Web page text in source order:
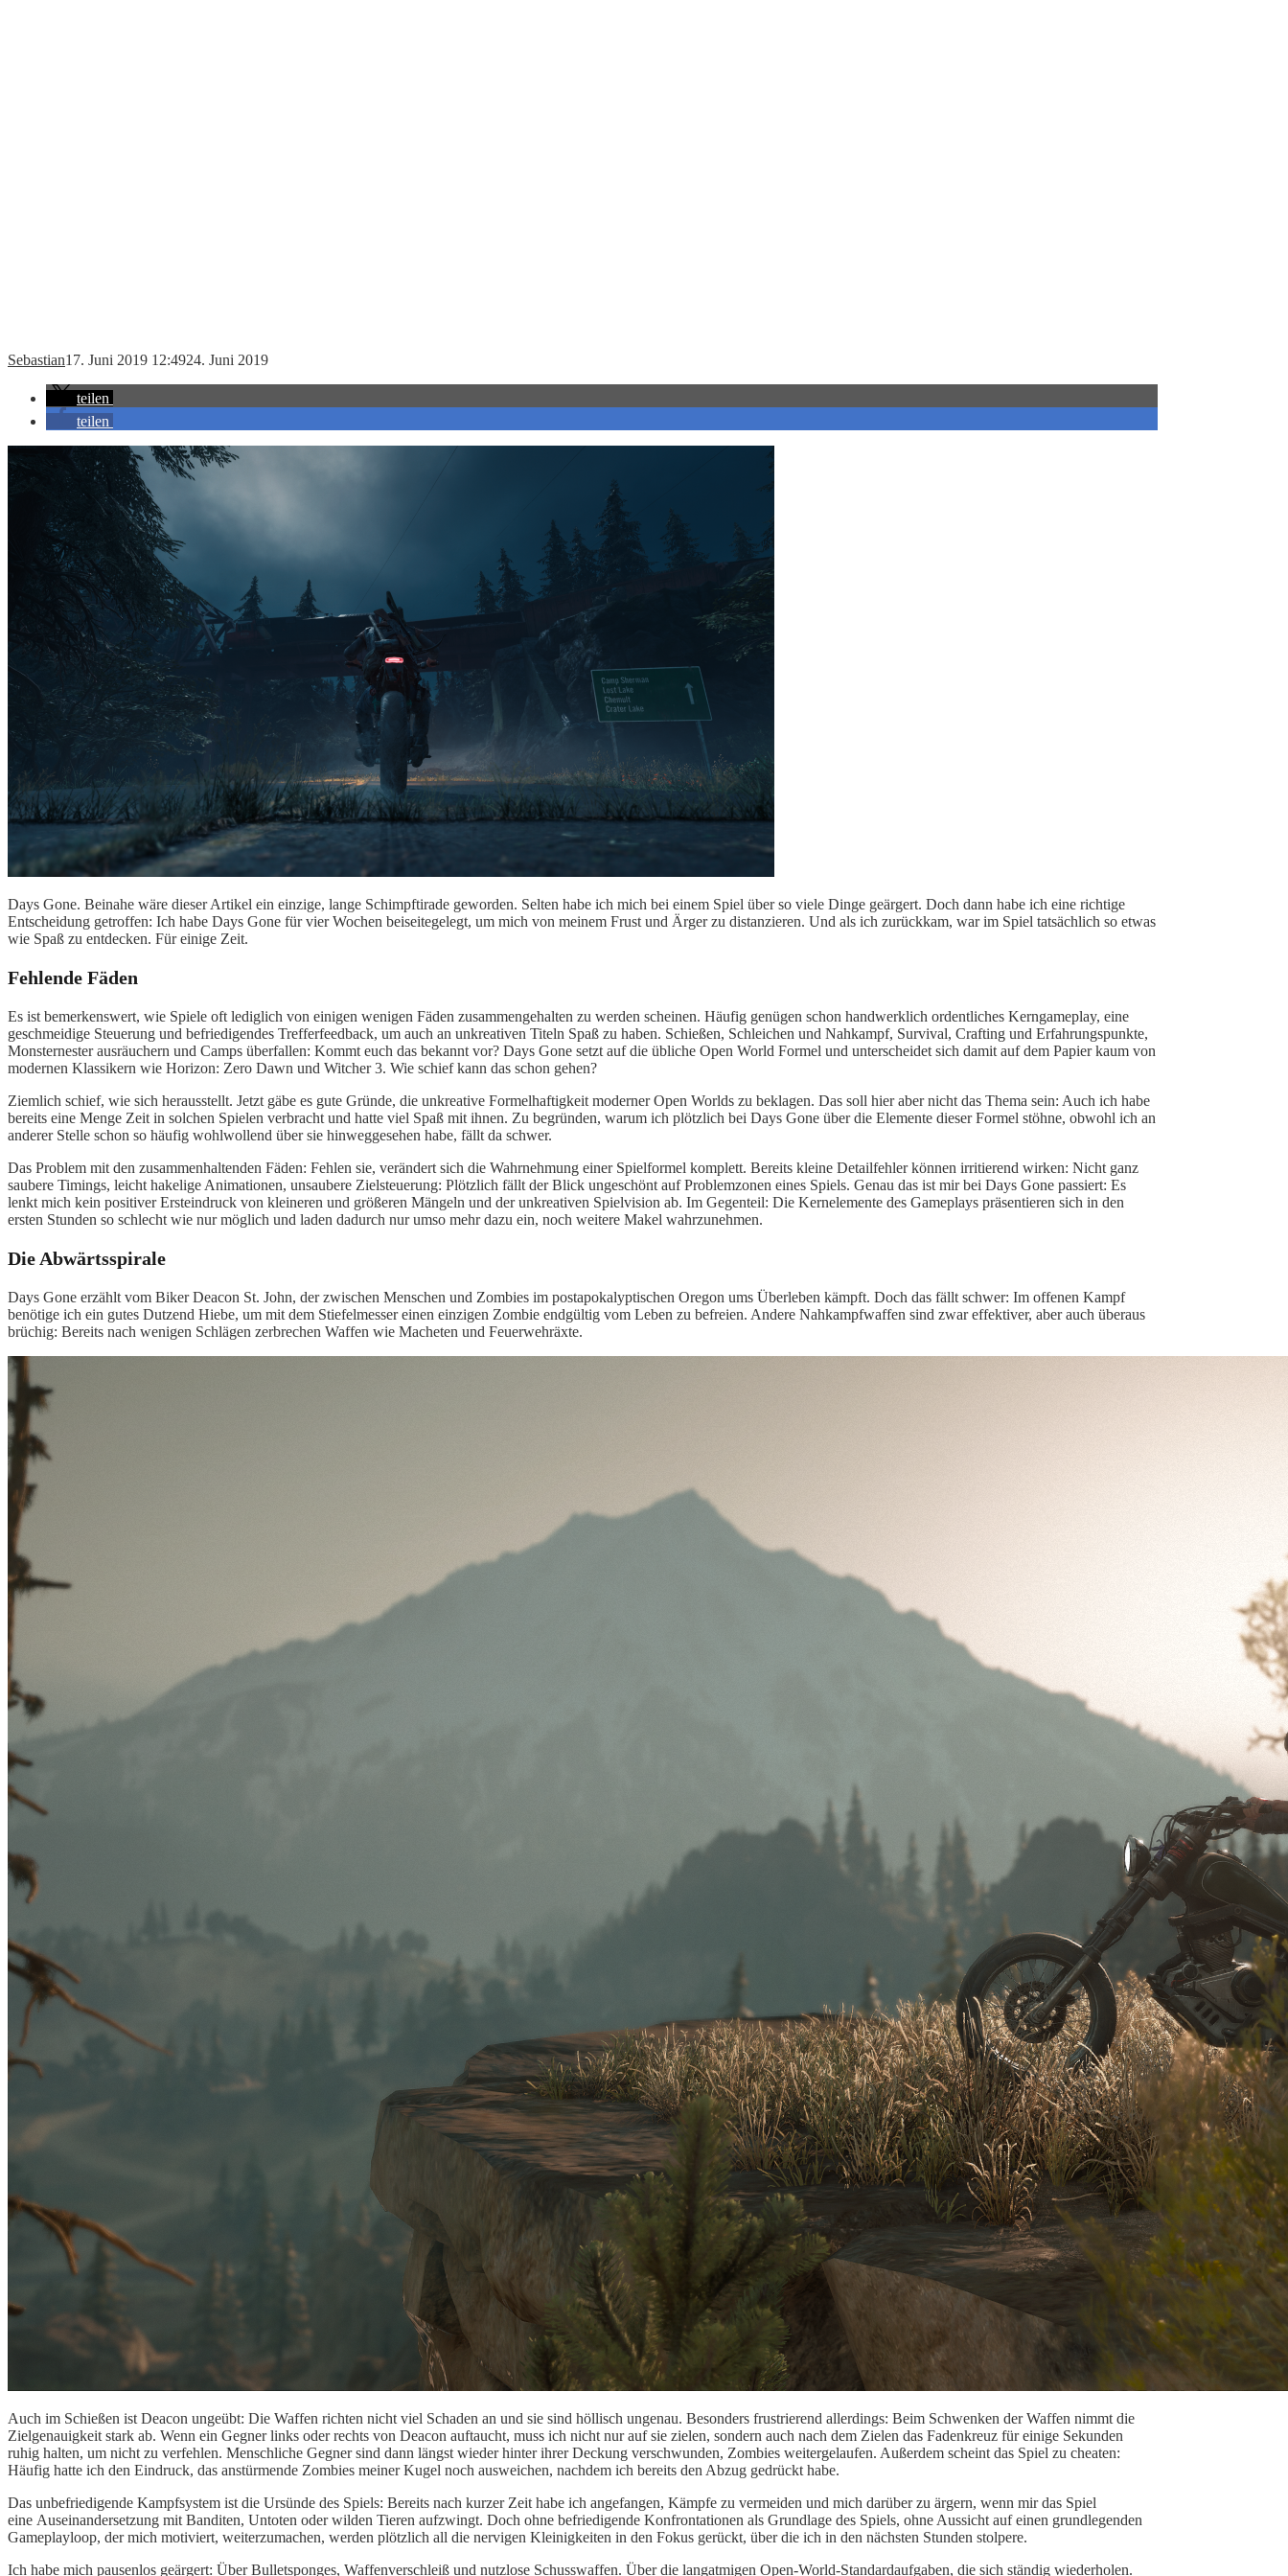
Sebastian17. Juni 2019 12:4924. Juni 2019
teilen
teilen
Days Gone. Beinahe wäre dieser Artikel ein einzige, lange Schimpftirade geworden. Selten habe ich mich bei einem Spiel über so viele Dinge geärgert. Doch dann habe ich eine richtige
Entscheidung getroffen: Ich habe Days Gone für vier Wochen beiseitegelegt, um mich von meinem Frust und Ärger zu distanzieren. Und als ich zurückkam, war im Spiel tatsächlich so etwas
wie Spaß zu entdecken. Für einige Zeit.
Fehlende Fäden
Es ist bemerkenswert, wie Spiele oft lediglich von einigen wenigen Fäden zusammengehalten zu werden scheinen. Häufig genügen schon handwerklich ordentliches Kerngameplay, eine
geschmeidige Steuerung und befriedigendes Trefferfeedback, um auch an unkreativen Titeln Spaß zu haben. Schießen, Schleichen und Nahkampf, Survival, Crafting und Erfahrungspunkte,
Monsternester ausräuchern und Camps überfallen: Kommt euch das bekannt vor? Days Gone setzt auf die übliche Open World Formel und unterscheidet sich damit auf dem Papier kaum von
modernen Klassikern wie Horizon: Zero Dawn und Witcher 3. Wie schief kann das schon gehen?
Ziemlich schief, wie sich herausstellt. Jetzt gäbe es gute Gründe, die unkreative Formelhaftigkeit moderner Open Worlds zu beklagen. Das soll hier aber nicht das Thema sein: Auch ich habe
bereits eine Menge Zeit in solchen Spielen verbracht und hatte viel Spaß mit ihnen. Zu begründen, warum ich plötzlich bei Days Gone über die Elemente dieser Formel stöhne, obwohl ich an
anderer Stelle schon so häufig wohlwollend über sie hinweggesehen habe, fällt da schwer.
Das Problem mit den zusammenhaltenden Fäden: Fehlen sie, verändert sich die Wahrnehmung einer Spielformel komplett. Bereits kleine Detailfehler können irritierend wirken: Nicht ganz
saubere Timings, leicht hakelige Animationen, unsaubere Zielsteuerung: Plötzlich fällt der Blick ungeschöntauf Problemzonen eines Spiels. Genau das ist mir bei Days Gone passiert: Es
lenkt mich kein positiver Ersteindruck von kleineren und größeren Mängeln und der unkreativen Spielvision ab. Im Gegenteil: Die Kernelemente des Gameplays präsentieren sich in den
ersten Stunden so schlecht wie nur möglich und laden dadurch nur umso mehr dazu ein, noch weitere Makel wahrzunehmen.
Die Abwärtsspirale
Days Gone erzählt vom Biker Deacon St. John, der zwischen Menschen und Zombies im postapokalyptischen Oregon ums Überleben kämpft. Doch das fällt schwer: Im offenen Kampf
benötige ich ein gutes Dutzend Hiebe, um mitdem Stiefelmesser einen einzigen Zombie endgültig vom Leben zu befreien. Andere Nahkampfwaffen sind zwar effektiver, aber auch überaus
brüchig: Bereits nach wenigen Schlägen zerbrechen Waffen wie Macheten und Feuerwehräxte.
Auch im Schießen ist Deacon ungeübt: Die Waffen richten nicht viel Schaden an und sie sind höllisch ungenau. Besonders frustrierend allerdings: Beim Schwenken der Waffen nimmt die
Zielgenauigkeitstark ab. Wenn ein Gegner links oder rechts von Deacon auftaucht, muss ich nicht nur auf sie zielen, sondern auch nach dem Zielen das Fadenkreuz für einige Sekunden
ruhig halten, um nicht zu verfehlen. Menschliche Gegner sind dann längst wieder hinter ihrer Deckung verschwunden, Zombies weitergelaufen. Außerdem scheint das Spiel zu cheaten:
Häufig hatte ich den Eindruck, das anstürmende Zombies meiner Kugel noch ausweichen, nachdem ich bereits den Abzug gedrückt habe.
Das unbefriedigende Kampfsystem ist die Ursünde des Spiels: Bereits nach kurzer Zeit habe ich angefangen, Kämpfe zu vermeiden und mich darüber zu ärgern, wenn mir das Spiel
eine Auseinandersetzung mit Banditen, Untoten oder wilden Tieren aufzwingt. Doch ohne befriedigende Konfrontationen als Grundlage des Spiels, ohne Aussicht auf einen grundlegenden
Gameplayloop, der mich motiviert, weiterzumachen, werden plötzlich all die nervigen Kleinigkeiten in den Fokus gerückt, über die ich in den nächsten Stunden stolpere.
Ich habe mich pausenlos geärgert: Über Bulletsponges, Waffenverschleiß und nutzlose Schusswaffen. Über die langatmigen Open-World-Standardaufgaben, die sich ständig wiederholen.